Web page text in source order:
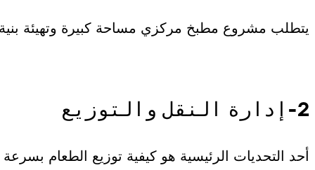
يتطلب مشروع مطبخ مركزي مساحة كبيرة وتهيئة
2-إدارة النقل والتوزيع
أحد التحديات الرئيسية هو كيفية توزيع الطعام